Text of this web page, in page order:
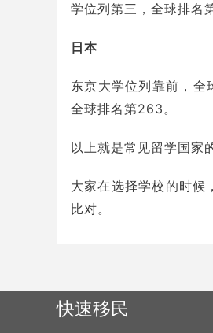
学位列第三，全球排名
日本
东京大学位列靠前，全
全球排名第263。
以上就是常见留学国家
大家在选择学校的时候
比对。
快速移民